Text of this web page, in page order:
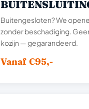
Buitengesloten? We
zonder beschadiging.
kozijn — gegarandeerd.
Vanaf €95,-